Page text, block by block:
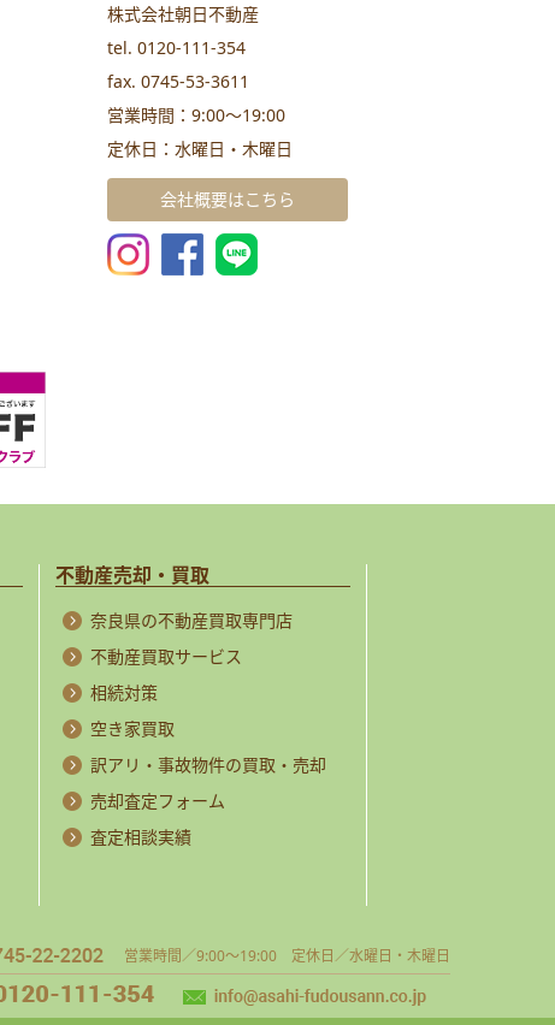
株式会社朝日不動産
tel. 0120-111-354
fax. 0745-53-3611
営業時間：9:00～19:00
定休日：水曜日・木曜日
会社概要はこちら
不動産売却・買取
奈良県の不動産買取専門店
不動産買取サービス
相続対策
空き家買取
訳アリ・事故物件の買取・売却
売却査定フォーム
査定相談実績
営業時間／9:00～19:00 定休日／水曜日・木曜日